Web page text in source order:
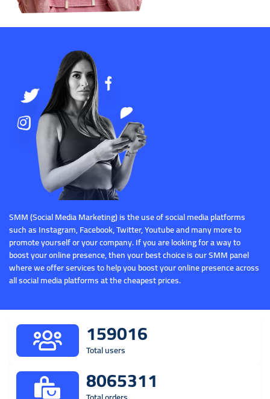
SMM (Social Media Marketing) is the use of social media platforms
such as Instagram, Facebook, Twitter, Youtube and many more to
promote yourself or your company. If you are looking for a way to
boost your online presence, then your best choice is our SMM panel
where we offer services to help you boost your online presence across
all social media platforms at the cheapest prices.
159016
Total users
8065311